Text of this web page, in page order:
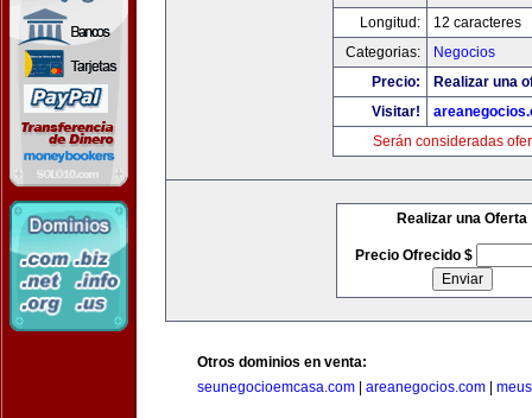
Longitud:
12 caracteres
Categorias:
Negocios
Precio:
Realizar una
Visitar!
Serán consideradas
Realizar una Oferta
Precio Ofrecido $
Otros dominios en venta:
seunegocioemcasa.com
areanegocios.com